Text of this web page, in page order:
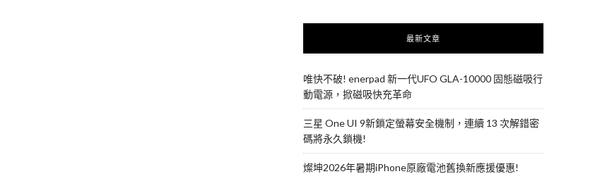
最新文章
唯快不破! enerpad 新一代UFO GLA-10000 固態磁吸行
動電源，掀磁吸快充革命
三星 One UI 9新鎖定螢幕安全機制，連續 13 次解錯密
碼將永久鎖機!
燦坤2026年暑期iPhone原廠電池舊換新應援優惠!